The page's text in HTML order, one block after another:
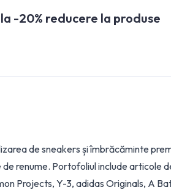
-20% reducere la produse
de sneakers și îmbrăcăminte
renume. Portofoliul include articole
Projects, Y-3, adidas Originals, A